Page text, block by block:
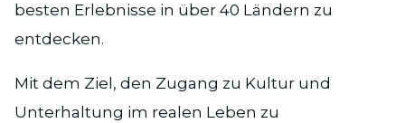
besten Erlebnisse in über 40 Ländern zu
entdecken.
Mit dem Ziel, den Zugang zu Kultur und
Unterhaltung im realen Leben zu